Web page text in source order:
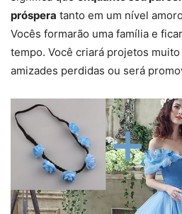
próspera tanto em um nível
Vocês formarão uma família e
tempo. Você criará projetos
amizades perdidas ou será